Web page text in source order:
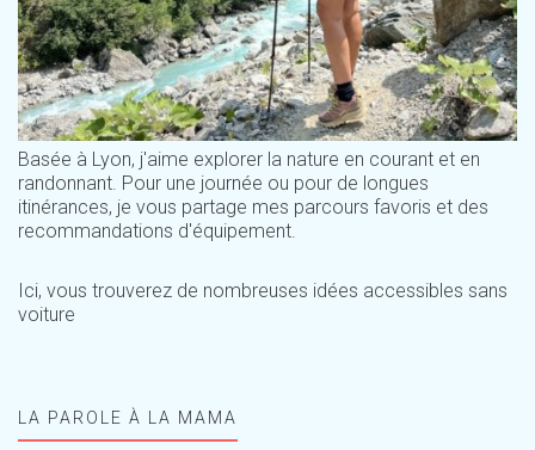
Basée à Lyon, j'aime explorer la nature en courant et en
randonnant. Pour une journée ou pour de longues
itinérances, je vous partage mes parcours favoris et des
recommandations d'équipement.
Ici, vous trouverez de nombreuses idées accessibles sans
voiture
LA PAROLE À LA MAMA